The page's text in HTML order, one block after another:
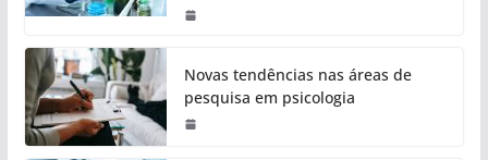
Novas tendências nas áreas de
pesquisa em psicologia